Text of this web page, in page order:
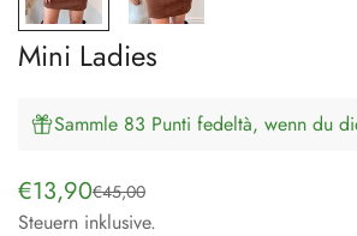
Mini Ladies
Sammle 83 Punti fedeltà, wenn du
Verkaufspreis
€13,90
Regulärer
Preis
€45,00
Steuern inklusive.